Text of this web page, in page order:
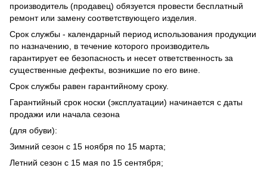
производитель (продавец) обязуется провести бесплатный
ремонт или замену соответствующего изделия.
Срок службы - календарный период использования продукции
по назначению, в течение которого производитель
гарантирует ее безопасность и несет ответственность за
существенные дефекты, возникшие по его вине.
Срок службы равен гарантийному сроку.
Гарантийный срок носки (эксплуатации) начинается с даты
продажи или начала сезона
(для обуви):
Зимний сезон с 15 ноября по 15 марта;
Летний сезон с 15 мая по 15 сентября;